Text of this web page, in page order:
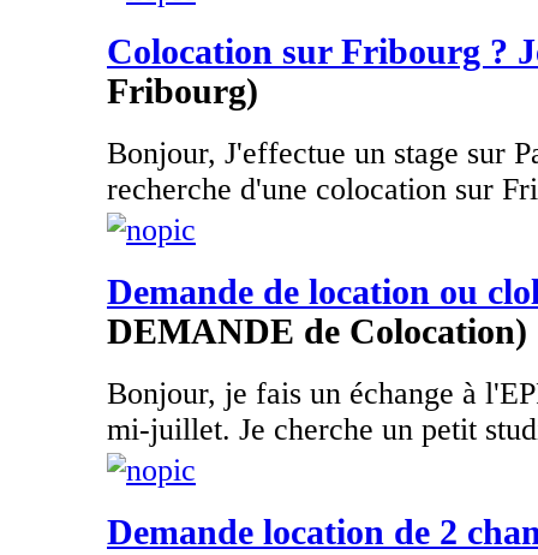
Colocation sur Fribourg ?
Fribourg)
Bonjour, J'effectue un stage sur
recherche d'une colocation sur
Demande de location ou
DEMANDE de Colocation)
Bonjour, je fais un échange à
mi-juillet. Je cherche un petit
Demande location de 2